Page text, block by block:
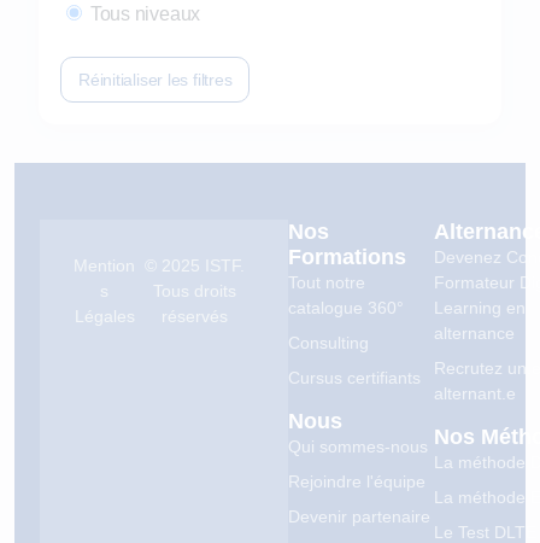
Tous niveaux
Réinitialiser les filtres
Nos
Formations
Tout notre
catalogue 360°
Consulting
Cursus certifiants
Nous
Qui sommes-nous
Rejoindre l'équipe
Devenir partenaire
Devenez
Formateur
Learning en
alternance
Recrutez un.e
alternant.e
Nos
La méthode
La méthode
Le Test DLTE
Mention
s
Légales
© 2025 ISTF.
Tous droits
réservés